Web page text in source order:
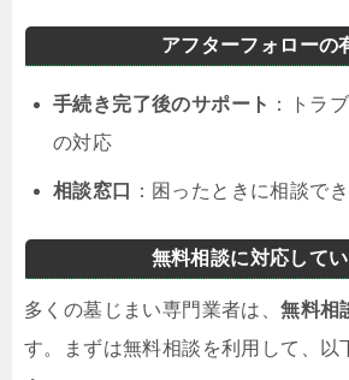
アフターフォローの
手続き完了後のサポート ：トラ
の対応
相談窓口 ：困ったときに相談で
無料相談に対応して
多くの墓じまい専門業者は、無料相
す。まずは無料相談を利用して、以